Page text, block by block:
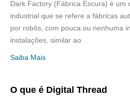
Dark Factory (Fábrica Escura) é um
industrial que se refere a fábricas
por robôs, com pouca ou nenhuma
instalações, similar ao
Saiba Mais
O que é Digital Thread